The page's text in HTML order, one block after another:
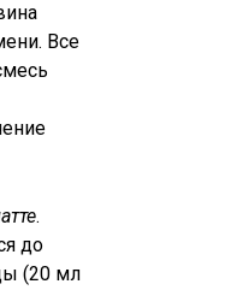
Все
.
до
(20 мл